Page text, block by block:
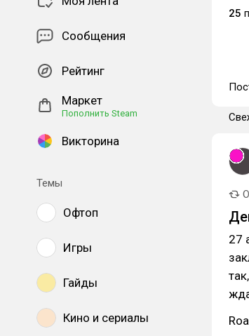
Сообщения
Рейтинг
Маркет
Пополнить Steam
Викторина
Темы
Офтоп
Игры
Гайды
Кино и сериалы
25
27